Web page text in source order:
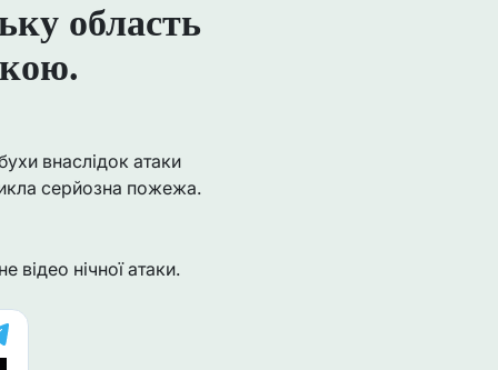
область
внаслідок атаки
серйозна пожежа.
відео нічної атаки.